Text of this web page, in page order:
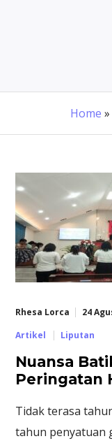
Home »
Rhesa Lorca
24
Artikel
Liputan
Nuansa
Peringatan
Tidak terasa
tahun penyatuan